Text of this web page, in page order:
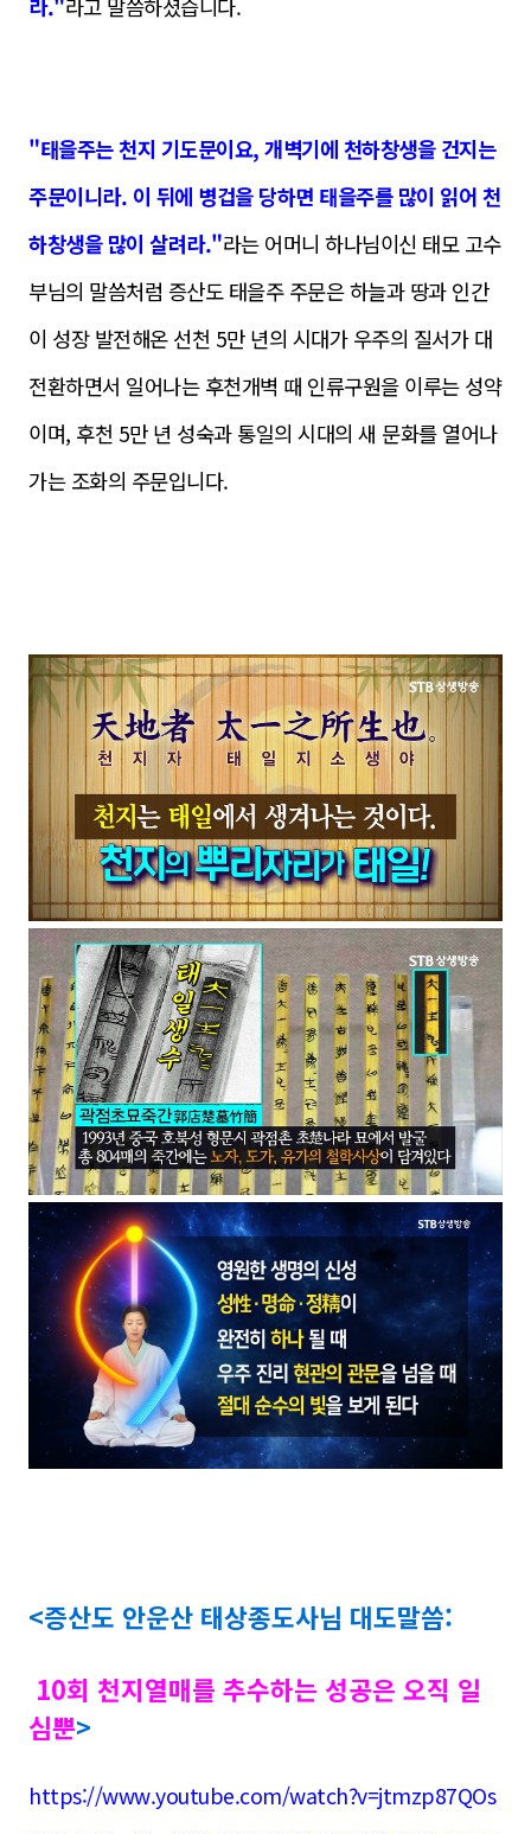
라."라고 말씀하셨습니다.
"태을주는 천지 기도문이요, 개벽기에 천하창생을 건지는
주문이니라. 이 뒤에 병겁을 당하면 태을주를 많이 읽어 천
하창생을 많이 살려라."라는 어머니 하나님이신 태모 고수
부님의 말씀처럼 증산도 태을주 주문은 하늘과 땅과 인간
이 성장 발전해온 선천 5만 년의 시대가 우주의 질서가 대
전환하면서 일어나는 후천개벽 때 인류구원을 이루는 성약
이며, 후천 5만 년 성숙과 통일의 시대의 새 문화를 열어나
가는 조화의 주문입니다.
<증산도 안운산 태상종도사님 대도말씀:
10회 천지열매를 추수하는 성공은 오직 일
심뿐>
https://www.youtube.com/watch?v=jtmzp87QOs